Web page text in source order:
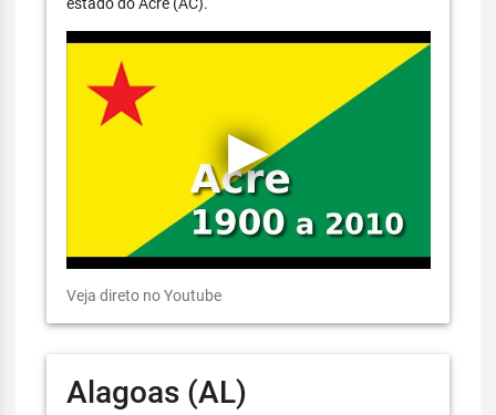
Veja direto no Youtube
Alagoas (AL)